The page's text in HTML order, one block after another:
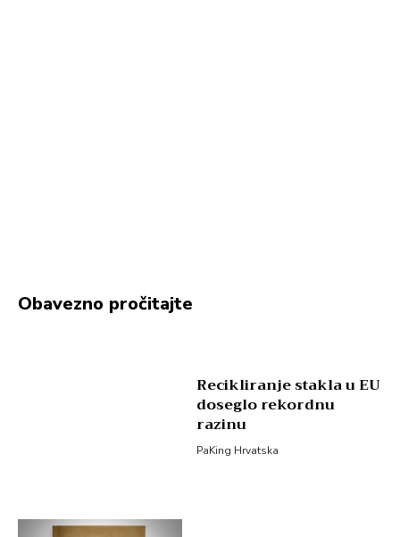
Obavezno pročitajte
Recikliranje stakla u EU
doseglo rekordnu
razinu
PaKing Hrvatska